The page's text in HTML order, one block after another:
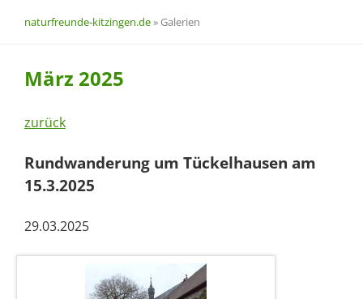
naturfreunde-kitzingen.de» Galerien
März 2025
zurück
Rundwanderung um Tückelhausen am
15.3.2025
29.03.2025